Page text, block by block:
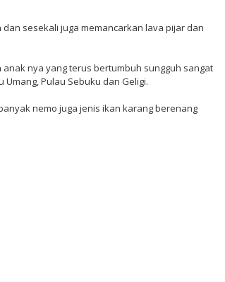
sesekali juga memancarkan lava pijar dan
nya yang terus bertumbuh sungguh sangat
Pulau Sebuku dan Geligi.
nemo juga jenis ikan karang berenang